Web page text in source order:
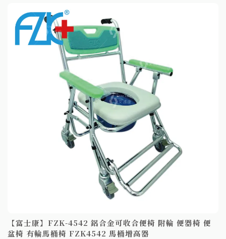
【富士康】FZK-4542 鋁合金可收合便椅 附輪 便器椅 便
盆椅 有輪馬桶椅 FZK4542 馬桶增高器